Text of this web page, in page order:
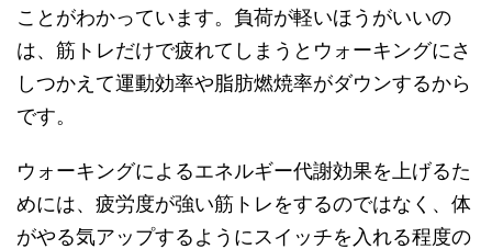
ことがわかっています。負荷が軽いほうがいいの
は、筋トレだけで疲れてしまうとウォーキングにさ
しつかえて運動効率や脂肪燃焼率がダウンするから
です。
ウォーキングによるエネルギー代謝効果を上げるた
めには、疲労度が強い筋トレをするのではなく、体
がやる気アップするようにスイッチを入れる程度の